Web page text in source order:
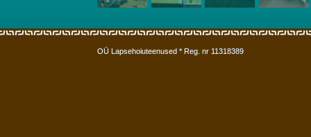
OÜ Lapsehoiuteenused * Reg. nr 11318389